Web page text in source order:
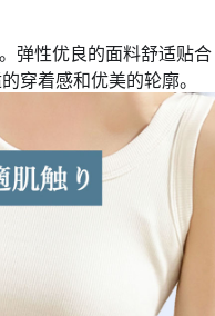
弹性优良的面料舒适贴合
穿着感和优美的轮廓。